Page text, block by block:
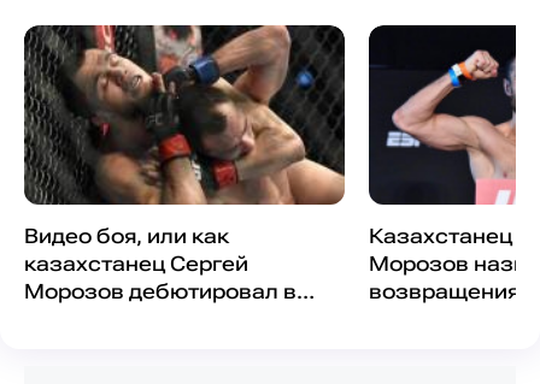
Видео боя, или как
казахстанец Сергей
Морозов дебютировал в
Казахстанец
Морозов
возвращения в